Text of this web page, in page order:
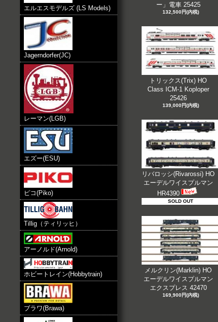
エルエスモデルズ (LS Models)
Jagerndorfer(JC)
レーマン(LGB)
エズー(ESU)
ピコ(Piko)
Tillig（ティリッヒ）
アーノルド(Arnold)
ホビートレイン(Hobbytrain)
ブラワ(Brawa)
ー」電車 25425
132,500円(内税)
トリックス(Trix) HO
Class ICM-1 Koploper
25426
139,000円(内税)
リバロッシ(Rivarossi) HO
エーデルワイスプルマン
HR4390
SOLD OUT
メルクリン(Marklin) HO
エーデルワイスプルマン
エクスプレス 42470
169,900円(内税)